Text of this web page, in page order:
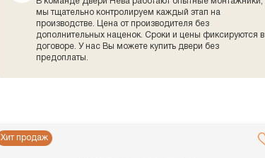
мы тщательно контролируем каждый этап на
производстве. Цена от производителя без
дополнительных наценок. Сроки и цены фиксируются в
договоре. У нас Вы можете купить двери без
предоплаты.
Хит продаж